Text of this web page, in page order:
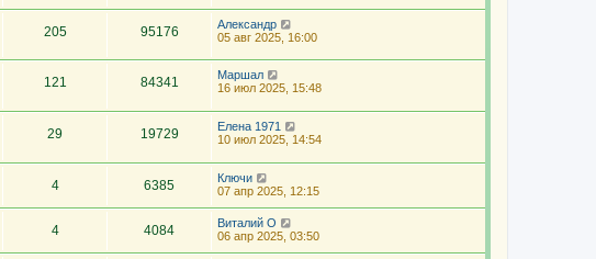
205 95176
Александр
05 авг 2025, 16:00
121 84341
Маршал
16 июл 2025, 15:48
29 19729
Елена 1971
10 июл 2025, 14:54
4 6385
Ключи
07 апр 2025, 12:15
4 4084
Виталий О
06 апр 2025, 03:50